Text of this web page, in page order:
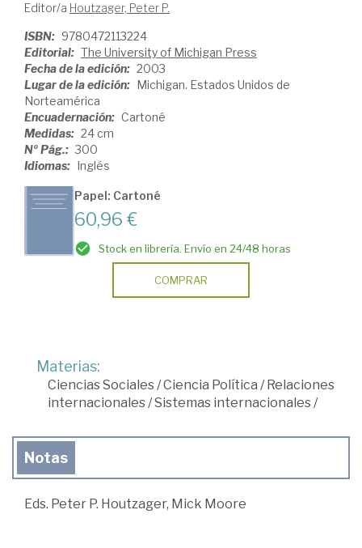
Editor/a Houtzager, Peter P.
ISBN: 9780472113224
Editorial: The University of Michigan Press
Fecha de la edición: 2003
Lugar de la edición: Michigan. Estados Unidos de
Norteamérica
Encuadernación: Cartoné
Medidas: 24 cm
Nº Pág.: 300
Idiomas: Inglés
Papel: Cartoné
60,96 €
Stock en librería. Envío en 24/48 horas
COMPRAR
Materias:
Ciencias Sociales/Ciencia Política /Relaciones
internacionales/Sistemas internacionales/
Notas
Eds. Peter P. Houtzager, Mick Moore